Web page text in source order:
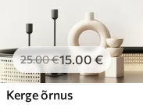
25.00€15.00 €
Kerge õrnus